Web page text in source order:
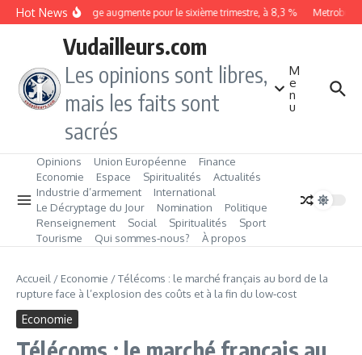
Aller au contenu
Hot NewsLe chômage augmente pour le sixième trimestre, à 8,3 % Metrobus
Vudailleurs.com
Les opinions sont libres,
mais les faits sont
sacrés
M
e
n
u
Opinions Union Européenne
Finance
Economie
Espace Spiritualités
Actualités
Industrie d’armement
International
Le Décryptage du Jour
Nomination
Politique
Renseignement
Social Spiritualités
Sport
Tourisme
Qui sommes‑nous? À propos
Accueil / Economie /Télécoms : le marché français au bord de la
rupture face à l’explosion des coûts et à la fin du low‑cost
Economie